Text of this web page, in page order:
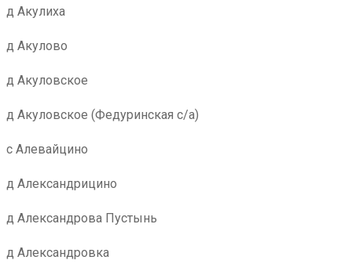
д Акулиха
д Акулово
д Акуловское
д Акуловское (Федуринская с/а)
с Алевайцино
д Александрицино
д Александрова Пустынь
д Александровка